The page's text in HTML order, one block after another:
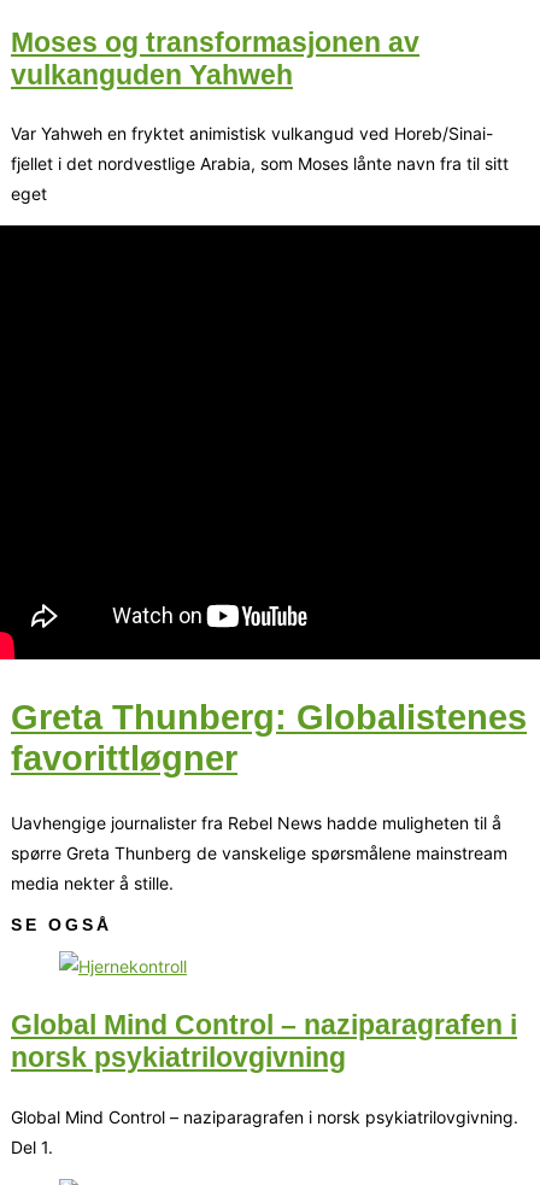
Moses og transformasjonen av
vulkanguden Yahweh
Var Yahweh en fryktet animistisk vulkangud ved Horeb/Sinai-
fjellet i det nordvestlige Arabia, som Moses lånte navn fra til sitt
eget
Greta Thunberg: Globalistenes
favorittløgner
Uavhengige journalister fra Rebel News hadde muligheten til å
spørre Greta Thunberg de vanskelige spørsmålene mainstream
media nekter å stille.
SE OGSÅ
Global Mind Control – naziparagrafen i
norsk psykiatrilovgivning
Global Mind Control – naziparagrafen i norsk psykiatrilovgivning.
Del 1.